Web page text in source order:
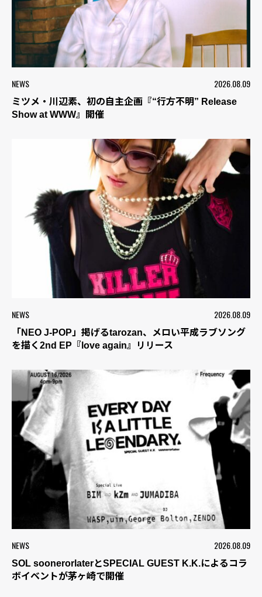
NEWS 2026.08.09
ミツメ・川辺素、初の自主企画『“行方不明” Release
Show at WWW』開催
NEWS 2026.08.09
「NEO J-POP」掲げるtarozan、メロい平成ラブソング
を描く2nd EP『love again』リリース
NEWS 2026.08.09
SOL soonerorlaterとSPECIAL GUEST K.K.によるコラ
ボイベントが茅ヶ崎で開催